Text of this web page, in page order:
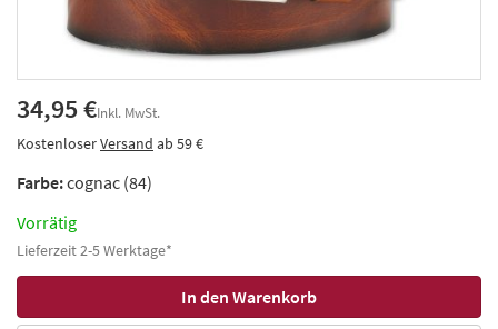
34,95 €Inkl. MwSt.
KostenloserVersand ab 59 €
Farbe:cognac (84)
Vorrätig
Lieferzeit 2-5 Werktage*